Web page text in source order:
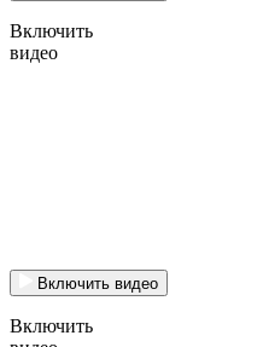
Включить
видео
Включить видео
Включить